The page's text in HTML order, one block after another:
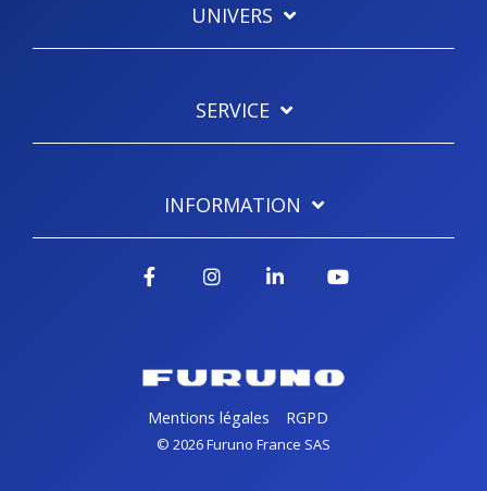
UNIVERS
SERVICE
INFORMATION
Mentions légales RGPD
© 2026 Furuno France SAS
FacebookInstagram
LinkedIn